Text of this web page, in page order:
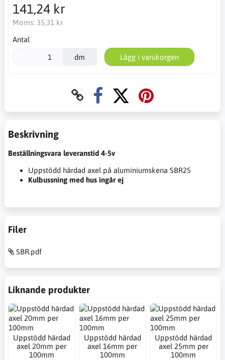
141,24 kr
Moms: 35,31 kr
Antal
dm Lägg i varukorgen
Beskrivning
Beställningsvara leveranstid 4-5v
Uppstödd härdad axel på aluminiumskena SBR25
Kulbussning med hus ingår ej
Filer
SBR.pdf
Liknande produkter
Uppstödd härdad
axel 20mm per
100mm
Uppstödd härdad
axel 16mm per
100mm
Uppstödd härdad
axel 25mm per
100mm